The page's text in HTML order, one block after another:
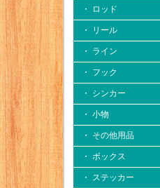
・ ロッド
・ リール
・ ライン
・ フック
・ シンカー
・ 小物
・ その他用品
・ ボックス
・ ステッカー